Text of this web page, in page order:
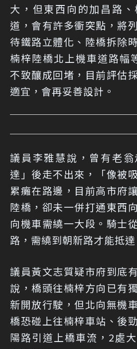
大，但東西向的加昌路
道，會有許多衝突點，將
待鐵路立體化、陸橋拆除
楠梓陸橋北上機車道路幅
不致釀成回堵，目前評估
適宜，會再妥善設計。
議員李雅慧說，曾有老
達」後走不出來，「像被
累癱在路邊，目前高市府
陸橋，卻未一併打通東西
向機車需繞一大段。騎士
路，需繞到朝新路才能抵達
議員黃文志質疑市府到底
說，橋頭往楠梓方向已有
新開放行駛，但北向無機
橋恐碰上往楠梓車站、後
陽路引道上橋車流，2處